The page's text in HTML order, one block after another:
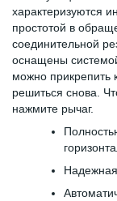
характеризуются
простотой в
соединительной
оснащены
можно прикрепить
решиться снова.
нажмите рычаг.